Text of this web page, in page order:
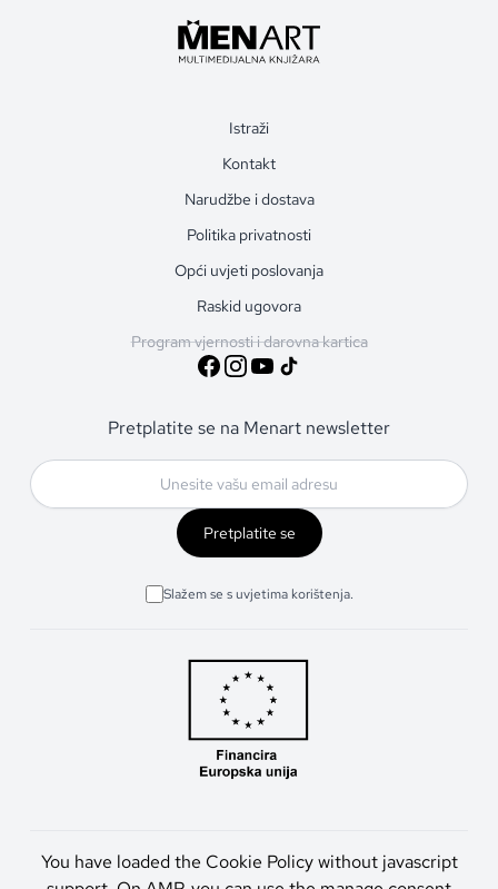
Istraži
Kontakt
Narudžbe i dostava
Politika privatnosti
Opći uvjeti poslovanja
Raskid ugovora
Program vjernosti i darovna kartica
Pretplatite se na Menart newsletter
Pretplatite se
Slažem se s uvjetima korištenja.
You have loaded the Cookie Policy without javascript